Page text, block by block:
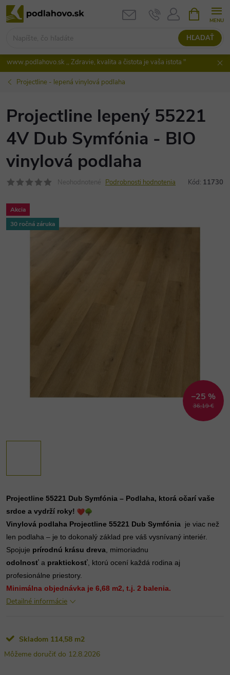
Prejsť
na
HĽADAŤ
KOŠÍK
www.podlahovo.sk ,, Zdravie, kvalita a čistota je vaša istota "
Projectline - lepená vinylová podlaha
Projectline lepený 55221
4V Dub Symfónia - BIO
vinylová podlaha
Neohodnotené Podrobnosti hodnotenia Kód: 11730
Akcia
30 ročná záruka
36,19 €
–25 %
Projectline 55221 Dub Symfónia – Podlaha, ktorá očarí vaše
srdce a vydrží roky!
Vinylová podlaha Projectline 55221 Dub Symfónia
je viac než
len podlaha – je to dokonalý základ pre váš vysnívaný interiér.
Spojuje prírodnú krásu dreva , mimoriadnu
odolnosť a praktickosť , ktorú ocení každá rodina aj
profesionálne priestory.
Minimálna objednávka je 6,68 m2, t.j. 2 balenia.
Detailné informácie
Skladom 114,58 m2
12.8.2026